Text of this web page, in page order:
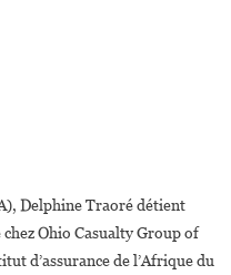
Delphine Traoré détient
Ohio Casualty Group of
d’assurance de l’Afrique du